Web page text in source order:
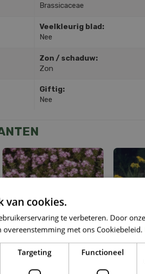
Brassicaceae
Veelkleurig blad:
Nee
Zon / schaduw:
Zon
Giftig:
Nee
Aethionema
Aethionema armenum
van cookies.
te verbeteren. Door
met ons Cookiebeleid.
Targeting Functioneel